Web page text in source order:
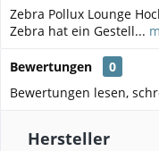
Zebra Pollux Lounge
Zebra hat ein Gestell...
Bewertungen
0
Bewertungen lesen,
Hersteller